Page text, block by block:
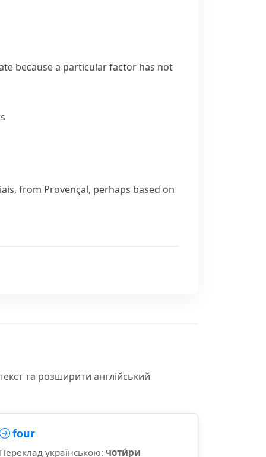
because a particular factor has not
, from Provençal, perhaps based on
та розширити англійський
four
Переклад українською: чоти́ри